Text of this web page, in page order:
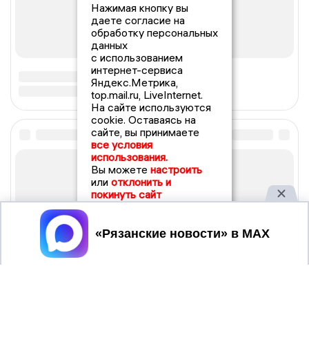
Нажимая кнопку вы
даете согласие на
обработку персональных
данных
с использованием
интернет-сервиса
Яндекс.Метрика,
top.mail.ru, LiveInternet.
На сайте используются
cookie. Оставаясь на
сайте, вы принимаете
все условия
использования.
Вы можете настроить
или отклонить и
покинуть сайт
Принять